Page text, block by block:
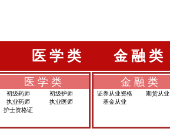
医 学 类 金 融 类
医 学 类
初级药师
初级护师
执业药师
执业医师
护士资格证
金 融 类
证券从业资格
期货从业
基金从业